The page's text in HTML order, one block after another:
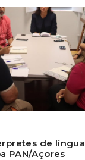
de língua
PAN/Açores